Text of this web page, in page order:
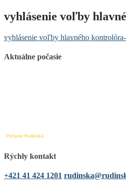
vyhlásenie voľby
vyhlásenie voľby hlavného kontrolóra-
Aktuálne počasie
Počasie Rudinská
Rýchly kontakt
+421 41 424 1201